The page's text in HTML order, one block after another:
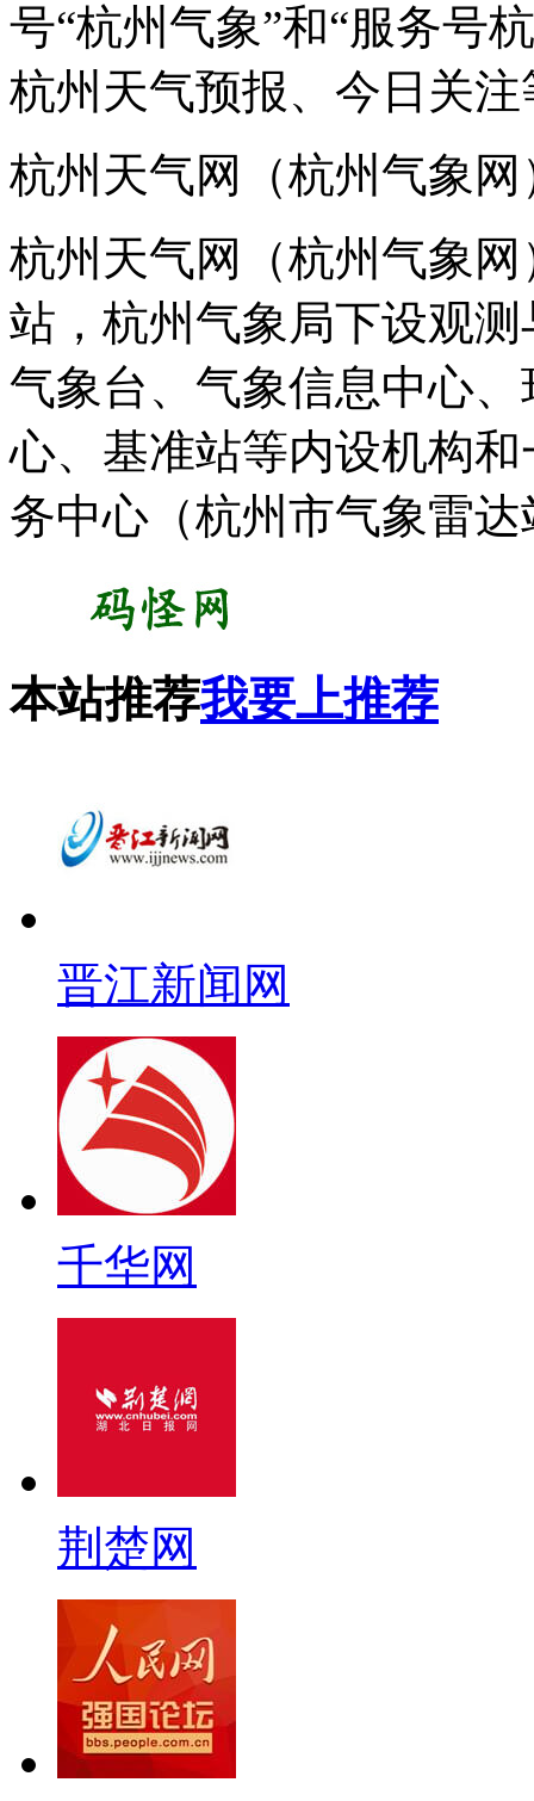
号“杭州气象”和“服务号
杭州天气预报、今日关
杭州天气网（杭州气象网
杭州天气网（杭州气象
站，杭州气象局下设观
气象台、气象信息中心
心、基准站等内设机构
务中心（杭州市气象雷达
本站推荐我要上推荐
晋江新闻网
千华网
荆楚网